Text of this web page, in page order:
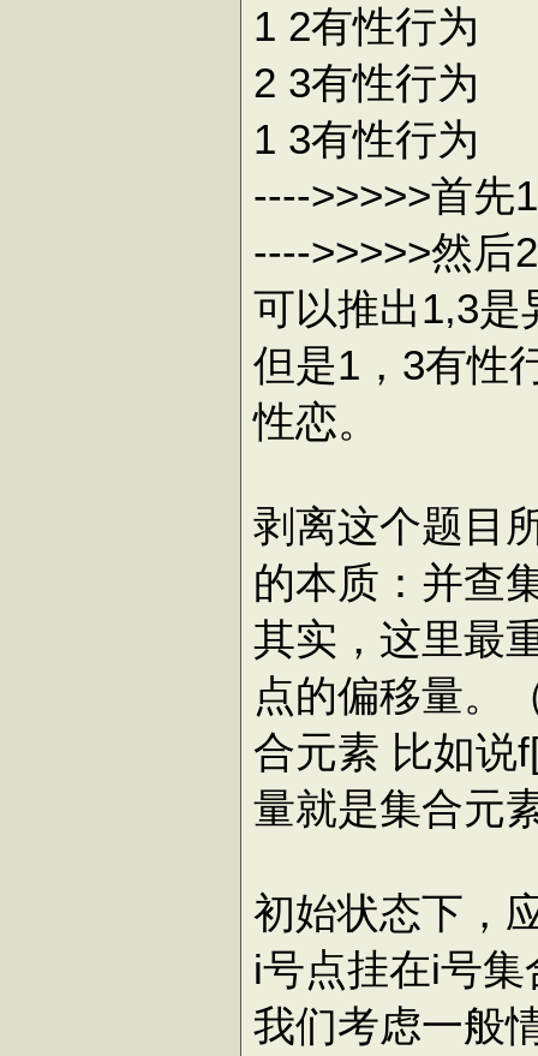
1 2有性行为
2 3有性行为
1 3有性行为
---->>>>>首先
---->>>>>然后
可以推出1,3是
但是1，3有性
性恋。
剥离这个题目
的本质：并查
其实，这里最
点的偏移量。
合元素 比如说
量就是集合元
初始状态下，
i号点挂在i号集
我们考虑一般